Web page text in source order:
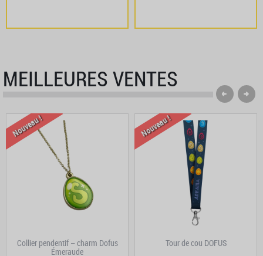
MEILLEURES VENTES
Nouveau !
Collier pendentif – charm Dofus
Émeraude
Nouveau !
Tour de cou DOFUS